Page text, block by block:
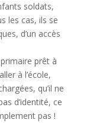
soldats,
les cas, ils se
d’un accès
prêt à
à l’école,
qu’il ne
d’identité, ce
pas !